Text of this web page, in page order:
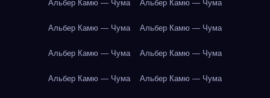
Альбер Камю — Чума Альбер Камю — Чума
Альбер Камю — Чума Альбер Камю — Чума
Альбер Камю — Чума Альбер Камю — Чума
Альбер Камю — Чума Альбер Камю — Чума